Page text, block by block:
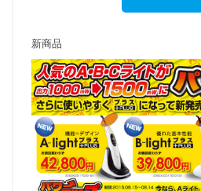
新商品